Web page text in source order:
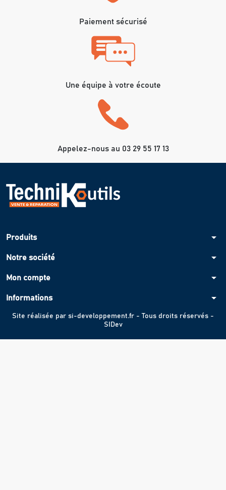
Paiement sécurisé
Une équipe à votre écoute
Appelez-nous au 03 29 55 17 13
Produits arrow_drop_down
Notre société arrow_drop_down
Mon compte arrow_drop_down
Informations arrow_drop_down
Site réalisée par si-developpement.fr - Tous droits réservés -
SIDev